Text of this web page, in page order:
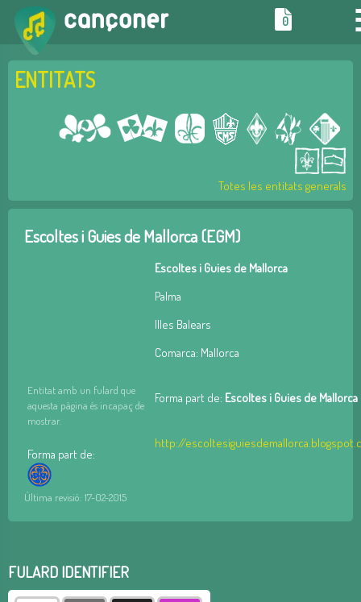
0
ENTITATS
Totes les entitats generals
Escoltes i Guies de Mallorca (EGM)
Entitat amb un fulard que
aquesta pàgina és incapaç de
mostrar.
Forma part de:
Escoltes i Guies de Mallorca
Palma
Illes Balears
Comarca: Mallorca
Forma part de: Escoltes i Guies de Mallorca
http://
Última revisió: 17-02-2015
FULARD IDENTIFIER